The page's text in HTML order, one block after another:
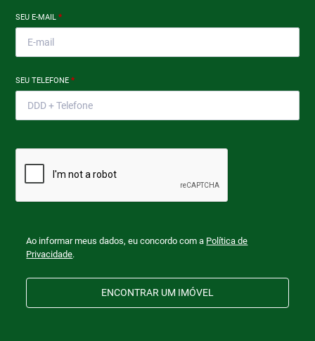
SEU E-MAIL*
SEU TELEFONE*
Ao informar meus dados, eu concordo com a Política de
Privacidade.
ENCONTRAR UM IMÓVEL